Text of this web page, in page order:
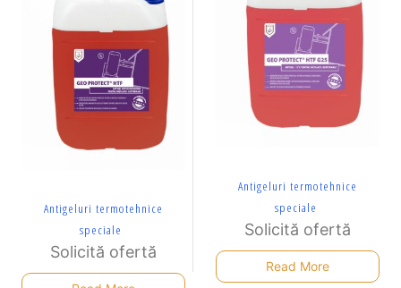
Antigeluri termotehnice
speciale
Solicită ofertă
Antigeluri termotehnice
speciale
Solicită ofertă
Read More